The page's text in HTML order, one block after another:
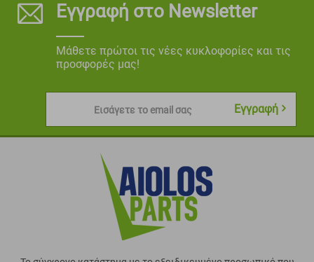
Εγγραφή στο Newsletter
Μάθετε πρώτοι τις νέες κυκλοφορίες και τις
προσφορές μας!
Εισάγετε το email σας Εγγραφή